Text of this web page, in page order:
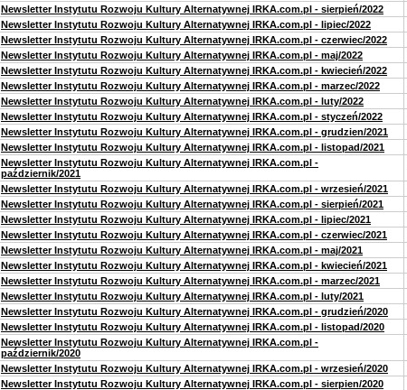
Newsletter Instytutu Rozwoju Kultury Alternatywnej IRKA.com.pl - sierpień/2022
Newsletter Instytutu Rozwoju Kultury Alternatywnej IRKA.com.pl - lipiec/2022
Newsletter Instytutu Rozwoju Kultury Alternatywnej IRKA.com.pl - czerwiec/2022
Newsletter Instytutu Rozwoju Kultury Alternatywnej IRKA.com.pl - maj/2022
Newsletter Instytutu Rozwoju Kultury Alternatywnej IRKA.com.pl - kwiecień/2022
Newsletter Instytutu Rozwoju Kultury Alternatywnej IRKA.com.pl - marzec/2022
Newsletter Instytutu Rozwoju Kultury Alternatywnej IRKA.com.pl - luty/2022
Newsletter Instytutu Rozwoju Kultury Alternatywnej IRKA.com.pl - styczeń/2022
Newsletter Instytutu Rozwoju Kultury Alternatywnej IRKA.com.pl - grudzien/2021
Newsletter Instytutu Rozwoju Kultury Alternatywnej IRKA.com.pl - listopad/2021
Newsletter Instytutu Rozwoju Kultury Alternatywnej IRKA.com.pl -
październik/2021
Newsletter Instytutu Rozwoju Kultury Alternatywnej IRKA.com.pl - wrzesień/2021
Newsletter Instytutu Rozwoju Kultury Alternatywnej IRKA.com.pl - sierpień/2021
Newsletter Instytutu Rozwoju Kultury Alternatywnej IRKA.com.pl - lipiec/2021
Newsletter Instytutu Rozwoju Kultury Alternatywnej IRKA.com.pl - czerwiec/2021
Newsletter Instytutu Rozwoju Kultury Alternatywnej IRKA.com.pl - maj/2021
Newsletter Instytutu Rozwoju Kultury Alternatywnej IRKA.com.pl - kwiecień/2021
Newsletter Instytutu Rozwoju Kultury Alternatywnej IRKA.com.pl - marzec/2021
Newsletter Instytutu Rozwoju Kultury Alternatywnej IRKA.com.pl - luty/2021
Newsletter Instytutu Rozwoju Kultury Alternatywnej IRKA.com.pl - grudzień/2020
Newsletter Instytutu Rozwoju Kultury Alternatywnej IRKA.com.pl - listopad/2020
Newsletter Instytutu Rozwoju Kultury Alternatywnej IRKA.com.pl -
październik/2020
Newsletter Instytutu Rozwoju Kultury Alternatywnej IRKA.com.pl - wrzesień/2020
Newsletter Instytutu Rozwoju Kultury Alternatywnej IRKA.com.pl - sierpien/2020